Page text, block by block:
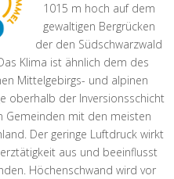
1015 m hoch auf dem
gewaltigen Bergrücken
der den Südschwarzwald
Klima ist ähnlich dem des
Mittelgebirgs- und alpinen
oberhalb der Inversionsschicht
Gemeinden mit den meisten
Der geringe Luftdruck wirkt
aus und beeinflusst
Höchenschwand wird vor